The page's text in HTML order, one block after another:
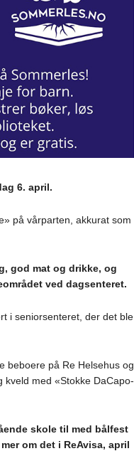
6. april.
på vårparten, akkurat som
god mat og drikke, og
ved dagsenteret.
i seniorsenteret, der det ble
beboere på Re Helsehus og
kveld med «Stokke DaCapo-
skole til med bålfest
om det i ReAvisa, april